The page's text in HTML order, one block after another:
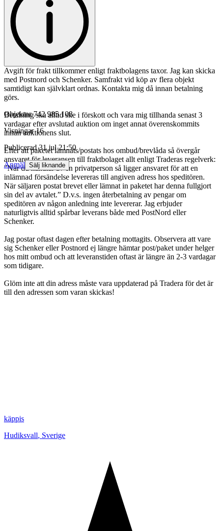
Avgift för frakt tillkommer enligt fraktbolagens taxor. Jag kan skicka
med Postnord och Schenker. Samfrakt vid köp av flera objekt
samtidigt kan självklart ordnas. Kontakta mig då innan betalning
görs.
Betalning ska alltid ske i förskott och vara mig tillhanda senast 3
vardagar efter avslutad auktion om inget annat överenskommits
innan auktionens slut.
Efter att paketet lämnats/postats hos ombud/brevlåda så övergår
ansvaret för leveransen till fraktbolaget allt enligt Traderas regelverk:
”När du handlar av en privatperson så ligger ansvaret för att en
inlämnad försändelse levereras till angiven adress hos speditören.
När säljaren postat brevet eller lämnat in paketet har denna fullgjort
sin del av avtalet.” D.v.s. ingen återbetalning av pengar om
speditören av någon anledning inte levererar. Jag erbjuder
naturligtvis alltid spårbar leverans både med PostNord eller
Schenker.
Jag postar oftast dagen efter betalning mottagits. Observera att vare
sig Schenker eller Postnord ej längre hämtar post/paket under helger
hos mitt ombud och att leveranstiden oftast är längre än 2-3 vardagar
som tidigare.
Glöm inte att din adress måste vara uppdaterad på Tradera för det är
till den adressen som varan skickas!
Objektnr 742 985 108
Visningar 16
Publicerad 31 jul 21:50
Anmäl Sälj liknande
käppis
Hudiksvall, Sverige